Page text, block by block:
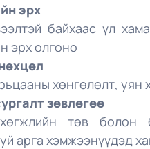
эрх
байхаас үл
эрхолгоно
хөнгөлөлт, уян
зөвлөгөө
төв болон
арга хэмжээнүүдэд